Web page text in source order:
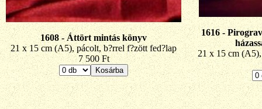
1608 - Áttört mintás könyv
21 x 15 cm (A5), pácolt, b?rrel f?zött fed?lap
7 500 Ft
1616 -
21 x 15 cm